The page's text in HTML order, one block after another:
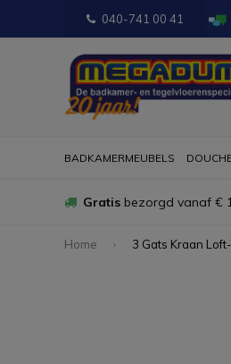
040-741 00 41
BADKAMERMEUBELS
Gratis bezorgd vanaf €
Home 3 Gats Kraan